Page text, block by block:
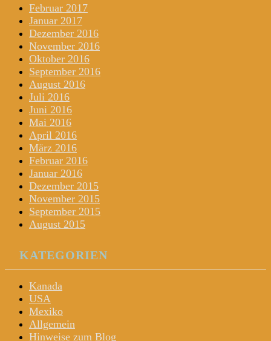
Februar 2017
Januar 2017
Dezember 2016
November 2016
Oktober 2016
September 2016
August 2016
Juli 2016
Juni 2016
Mai 2016
April 2016
März 2016
Februar 2016
Januar 2016
Dezember 2015
November 2015
September 2015
August 2015
KATEGORIEN
Kanada
USA
Mexiko
Allgemein
Hinweise zum Blog